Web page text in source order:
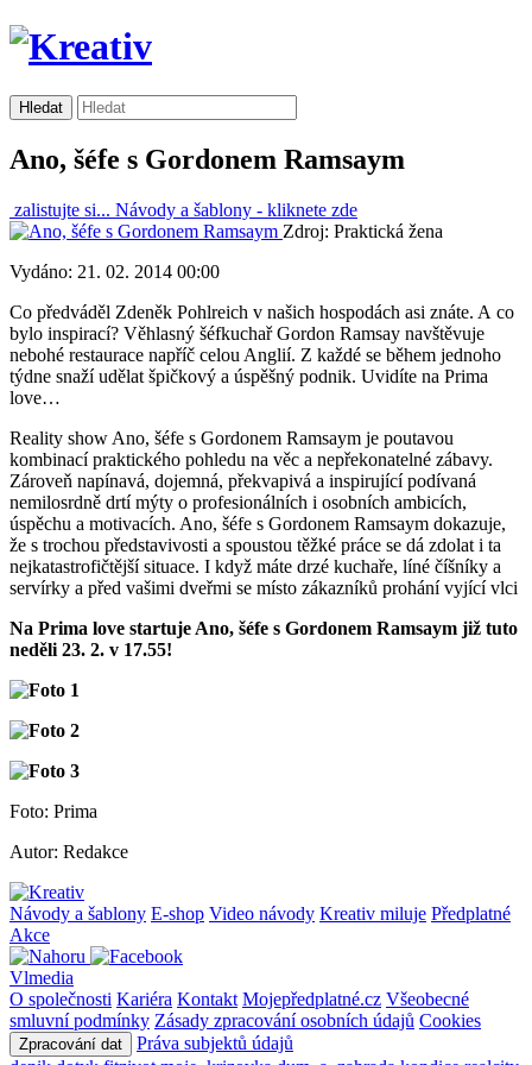
Ano, šéfe s Gordonem Ramsaym
zalistujte si... Návody a šablony - kliknete zde
Zdroj: Praktická žena
Vydáno: 21. 02. 2014 00:00
Co předváděl Zdeněk Pohlreich v našich hospodách asi znáte. A co
bylo inspirací? Věhlasný šéfkuchař Gordon Ramsay navštěvuje
nebohé restaurace napříč celou Anglií. Z každé se během jednoho
týdne snaží udělat špičkový a úspěšný podnik. Uvidíte na Prima
love…
Reality show Ano, šéfe s Gordonem Ramsaym je poutavou
kombinací praktického pohledu na věc a nepřekonatelné zábavy.
Zároveň napínavá, dojemná, překvapivá a inspirující podívaná
nemilosrdně drtí mýty o profesionálních i osobních ambicích,
úspěchu a motivacích. Ano, šéfe s Gordonem Ramsaym dokazuje,
že s trochou představivosti a spoustou těžké práce se dá zdolat i ta
nejkatastrofičtější situace. I když máte drzé kuchaře, líné číšníky a
servírky a před vašimi dveřmi se místo zákazníků prohání vyjící vlci
Na Prima love startuje Ano, šéfe s Gordonem Ramsaym již tuto
neděli 23. 2. v 17.55!
Foto: Prima
Autor: Redakce
Návody a šablony E-shop Video návody Kreativ miluje Předplatné
Akce
Vlmedia
O společnosti Kariéra Kontakt Mojepředplatné.cz Všeobecné
smluvní podmínky Zásady zpracování osobních údajů Cookies
Zpracování dat
Práva subjektů údajů